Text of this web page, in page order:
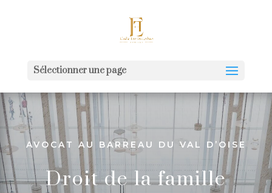
Sélectionner une page
AVOCAT AU BARREAU DU VAL D’OISE
Droit de la famille